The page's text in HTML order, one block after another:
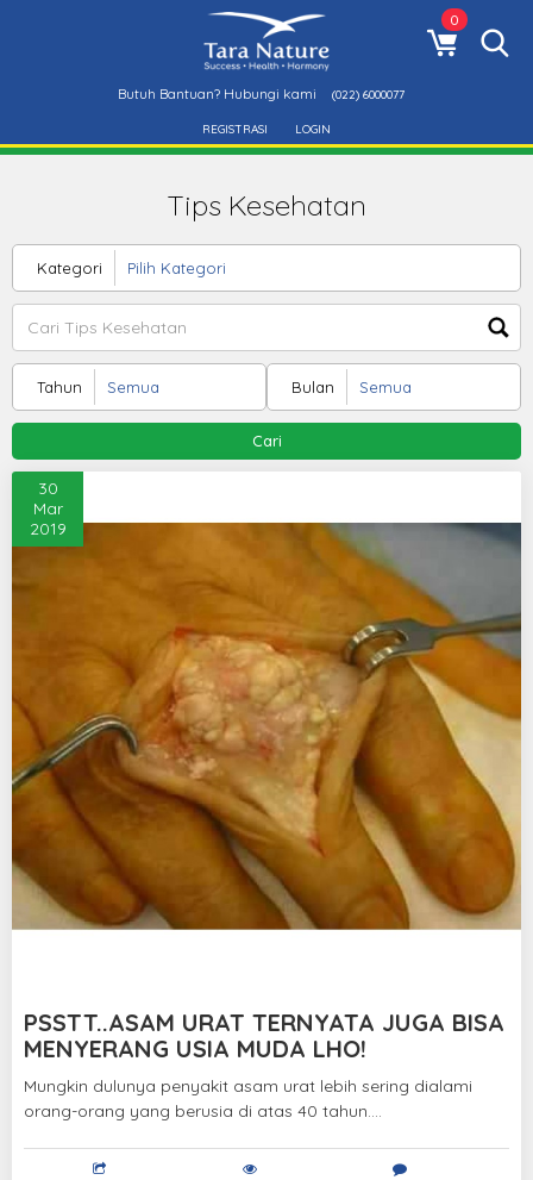
0
Butuh Bantuan? Hubungi kami (022) 6000077
REGISTRASI LOGIN
Tips Kesehatan
Kategori
Bulan
Tahun
Cari
PSSTT..ASAM URAT TERNYATA JUGA BISA
MENYERANG USIA MUDA LHO!
30
Mar
2019
Mungkin dulunya penyakit asam urat lebih sering dialami
orang-orang yang berusia di atas 40 tahun....